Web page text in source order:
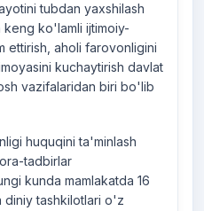
tubdan yaxshilash
ko'lamli ijtimoiy-
ettirish, aholi farovonligini
kuchaytirish davlat
vazifalaridan biri bo'lib
huquqini ta'minlash
tadbirlar
kunda mamlakatda 16
diniy tashkilotlari o'z